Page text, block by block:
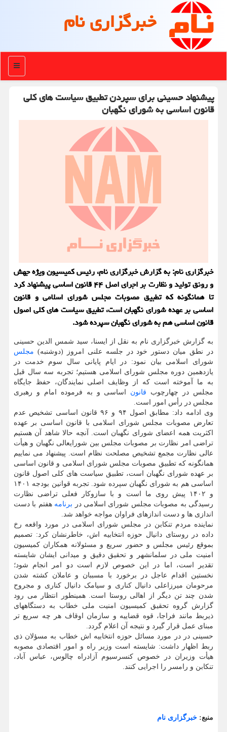
خبرگزاری نام
منو
پیشنهاد حسینی برای سپردن تطبیق سیاست های کلی
قانون اساسی به شورای نگهبان
خبرگزاری نام: به گزارش خبرگزاری نام، رئیس کمیسیون ویژه جهش
و رونق تولید و نظارت بر اجرای اصل ۴۴ قانون اساسی پیشنهاد کرد
تا همانگونه که تطبیق مصوبات مجلس شورای اسلامی و قانون
اساسی بر عهده شورای نگهبان است، تطبیق سیاست های کلی اصول
قانون اساسی هم به شورای نگهبان سپرده شود.
به گزارش خبرگزاری نام به نقل از ایسنا، سید شمس الدین حسینی
در نطق میان دستور خود در جلسه علنی امروز (دوشنبه) مجلس
شورای اسلامی بیان نمود: در ایام پایانی سال سوم خدمت در
یازدهمین دوره مجلس شورای اسلامی هستیم؛ تجربه سه سال قبل
به ما آموخته است که از وظایف اصلی نمایندگان، حفظ جایگاه
مجلس در چهارچوب قانون اساسی و به فرموده امام و رهبری
مجلس در رأس امور است.
وی ادامه داد: مطابق اصول ۹۴ و ۹۶ قانون اساسی تشخیص عدم
تعارض مصوبات مجلس شورای اسلامی با قانون اساسی بر عهده
اکثریت همه اعضای شورای نگهبان است. آنچه حالا شاهد آن هستیم
تراضی امر نظارت بر مصوبات مجلس بین شورایعالی نگهبان و هیأت
عالی نظارت مجمع تشخیص مصلحت نظام است. پیشنهاد می نماییم
همانگونه که تطبیق مصوبات مجلس شورای اسلامی و قانون اساسی
بر عهده شورای نگهبان است، تطبیق سیاست های کلی اصول قانون
اساسی هم به شورای نگهبان سپرده شود. تجربه قوانین بودجه ۱۴۰۱
و ۱۴۰۲ پیش روی ما است و با سازوکار فعلی تراضی نظارت
رسیدگی به مصوبات مجلس شورای اسلامی در برنامه هفتم با دست
اندازی ها و دست اندازهای فراوان مواجه خواهد شد.
نماینده مردم تنکابن در مجلس شورای اسلامی در مورد واقعه رخ
داده در روستای دانیال حوزه انتخابیه اش، خاطرنشان کرد: تصمیم
بموقع رئیس مجلس و حضور سریع و مسئولانه همکاران کمیسیون
امنیت ملی در سلمانشهر و تحقیق دقیق و میدانی ایشان شایسته
تقدیر است، اما در این خصوص لازم است دو امر انجام شود؛
نخستین اقدام عاجل در برخورد با مسببان و عاملان کشته شدن
مرحومان میرزاعلی دانیال کناری و سیامک دانیال کناری و مجروح
شدن چند تن دیگر از اهالی روستا است. همینطور انتظار می رود
گزارش گروه تحقیق کمیسیون امنیت ملی خطاب به دستگاههای
ذیربط مانند فراجا، قوه قضاییه و سازمان اوقاف هر چه سریع تر
مبنای عمل قرار گیرد و نتیجه آن اعلام گردد.
حسینی در در مورد مسائل حوزه انتخابیه اش خطاب به مسؤلان ذی
ربط اظهار داشت: شایسته است وزیر راه و امور اقتصادی مصوبه
هیأت وزیران در خصوص کنسرسیوم آزادراه چالوس، عباس آباد،
تنکابن و رامسر را اجرایی کنند.
منبع: خبرگزاری نام